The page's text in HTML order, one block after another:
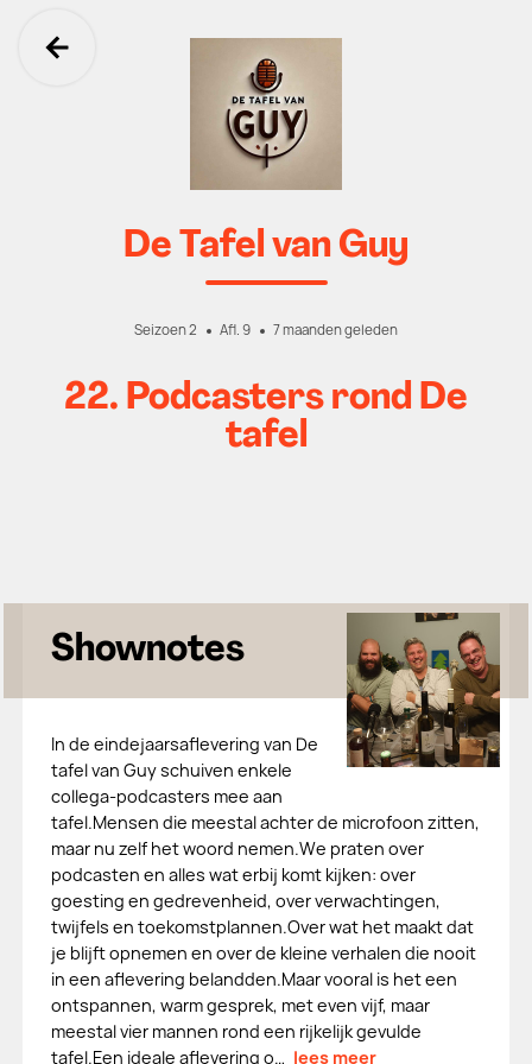
Ga terug
De Tafel van Guy
Seizoen 2 Afl. 9 7 maanden geleden
22. Podcasters rond De
tafel
Shownotes
In de eindejaarsaflevering van De
tafel van Guy schuiven enkele
collega-podcasters mee aan
tafel.Mensen die meestal achter de microfoon zitten,
maar nu zelf het woord nemen.We praten over
podcasten en alles wat erbij komt kijken: over
goesting en gedrevenheid, over verwachtingen,
twijfels en toekomstplannen.Over wat het maakt dat
je blijft opnemen en over de kleine verhalen die nooit
in een aflevering belandden.Maar vooral is het een
ontspannen, warm gesprek, met even vijf, maar
meestal vier mannen rond een rijkelijk gevulde
tafel.Een ideale aflevering o… lees meer